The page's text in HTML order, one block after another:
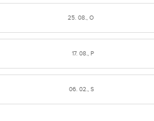
25. 08., O
17. 08., P
06. 02., S